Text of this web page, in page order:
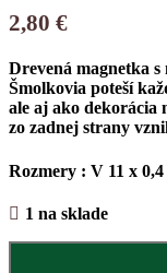
2,80 €
Drevená magnetka
Šmolkovia poteší
ale aj ako dekorácia
zo zadnej strany
Rozmery : V 11 x
1 na sklade